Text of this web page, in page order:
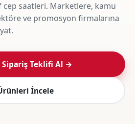
cep saatleri. Marketlere, kamu
ve promosyon firmalarına
Sipariş Teklifi Al →
İncele